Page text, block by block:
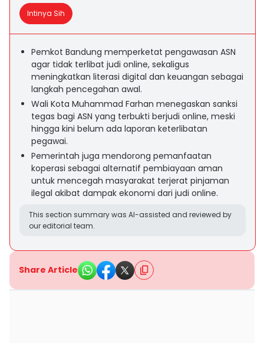
Intinya Sih
Pemkot Bandung memperketat pengawasan ASN
agar tidak terlibat judi online, sekaligus
meningkatkan literasi digital dan keuangan sebagai
langkah pencegahan awal.
Wali Kota Muhammad Farhan menegaskan sanksi
tegas bagi ASN yang terbukti berjudi online, meski
hingga kini belum ada laporan keterlibatan
pegawai.
Pemerintah juga mendorong pemanfaatan
koperasi sebagai alternatif pembiayaan aman
untuk mencegah masyarakat terjerat pinjaman
ilegal akibat dampak ekonomi dari judi online.
This section summary was AI-assisted and reviewed by
our editorial team.
Share Article